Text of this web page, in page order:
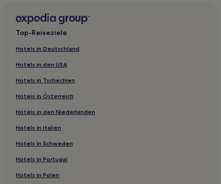
Hotels nahe Haltestelle Kruislaan
Hotels nahe Straßenbahnhaltestelle Hoogte Kadijk
Hotels nahe Haltestelle Alexanderplein
Hotels nahe Haltestelle Wijttenbachstraat
Hotels nahe Haltestelle Rijksmuseum
Hotels nahe Straßenbahnhaltestelle Frederiksplein
Hotels nahe Straßenbahnhaltestelle Mr. Visserplein
Top-Reiseziele
Hotels in Deutschland
Hotels in den USA
Hotels in Tschechien
Hotels in Österreich
Hotels in den Niederlanden
Hotels in Italien
Hotels in Schweden
Hotels in Portugal
Hotels in Polen